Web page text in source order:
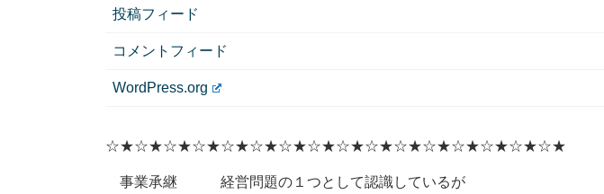
投稿フィード
コメントフィード
WordPress.org
☆★☆★☆★☆★☆★☆★☆★☆★☆★☆★☆★☆★☆★☆★☆★☆★
事業承継 経営問題の１つとして認識しているが